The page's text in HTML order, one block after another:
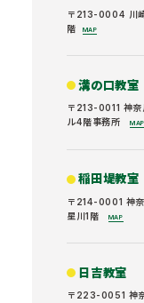
〒213-0004 川
階
MAP
溝の口教室
〒213-0011 神
ル4階事務所
MAP
稲田堤教室
〒214-0001 神奈
星川1階
MAP
日吉教室
〒223-0051 神